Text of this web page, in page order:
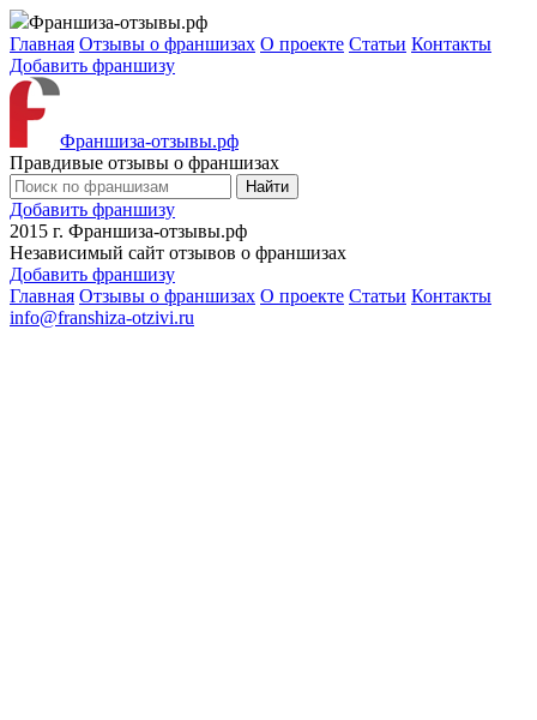
Франшиза-отзывы.рф
Главная Отзывы о франшизах О проекте Статьи Контакты
Добавить франшизу
Франшиза-отзывы.рф
Правдивые отзывы о франшизах
Найти
Добавить франшизу
2015 г. Франшиза-отзывы.рф
Независимый сайт отзывов о франшизах
Добавить франшизу
Главная Отзывы о франшизах О проекте Статьи Контакты
info@franshiza-otzivi.ru